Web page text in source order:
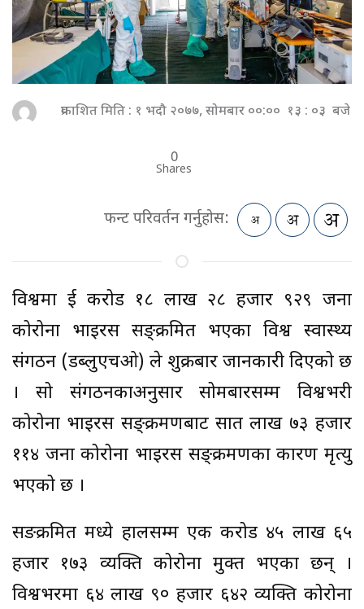
प्रकाशित मिति : १ भदौ २०७७, सोमबार ००:०० १३ : ०३ बजे
0
Shares
फन्ट परिवर्तन गर्नुहोस:
विश्वमा दुई करोड १८ लाख २८ हजार ९२९ जना
कोरोना भाइरस सङ्क्रमित भएका विश्व स्वास्थ्य
संगठन (डब्लुएचओ) ले शुक्रबार जानकारी दिएको छ
। सो संगठनकाअनुसार सोमबारसम्म विश्वभरी
कोरोना भाइरस सङ्क्रमणबाट सात लाख ७३ हजार
११४ जना कोरोना भाइरस सङ्क्रमणका कारण मृत्यु
भएको छ ।
सङक्रमित मध्ये हालसम्म एक करोड ४५ लाख ६५
हजार १७३ व्यक्ति कोरोना मुक्त भएका छन् ।
विश्वभरमा ६४ लाख ९० हजार ६४२ व्यक्ति कोरोना